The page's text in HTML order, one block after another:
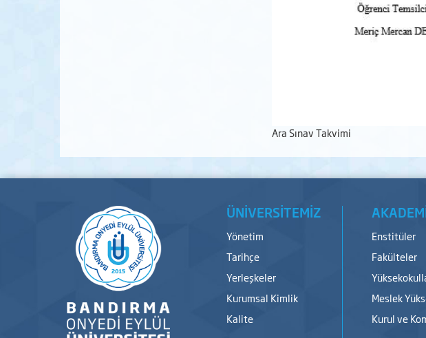
Ara Sınav Takvimi
ÜNİVERSİTEMİZ
Yönetim
Tarihçe
Yerleşkeler
Kurumsal Kimlik
Kalite
Enstitüler
Fakülteler
Meslek
Kurul ve